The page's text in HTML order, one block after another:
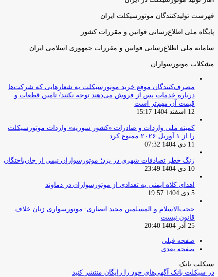
فهرست تولیدکنندگان موتورسیکلت ایران
پایگاه ملی اطلاع‌رسانی قوانین و مقررات کشور
سامانه ملی اطلاع‌رسانی قوانین و مقررات جمهوری اسلامی ایران
مشکلات موتورسواران
مصرف‌کنندگان موقع خرید موتورسیکلت به شعارهایی که شرکت‌ها
درباره خدمات پس از فروش می‌دهند توجه نکنند/ تامین قطعات و
قیمت آن مهم‌تر است
12 اسفند 1404 15:17
کمیته ملی واردات و صادرات «کشور سوریه» واردات موتورسیکلت
را از ۱ آوریل ۲۰۲۶ ممنوع کرد
11 دی 1404 07:32
زنگ خطر تصادفات شهری در یزد؛ موتورسواران نیمی از جان‌باختگان
10 دی 1404 23:49
اهدای کلاه ایمنی به تعدادی از موتورسواران در دماوند
5 دی 1404 19:57
حجت‌الاسلام و المسلمین مجید انصاری: موتورسواری زنان خلاف
قانون نیست
25 آذر 1404 20:40
صفحه قبلی
صفحه بعدی
سیکلت بانک
در سیکلت بانک آگهی‌های خود را رایگان منتشر کنید